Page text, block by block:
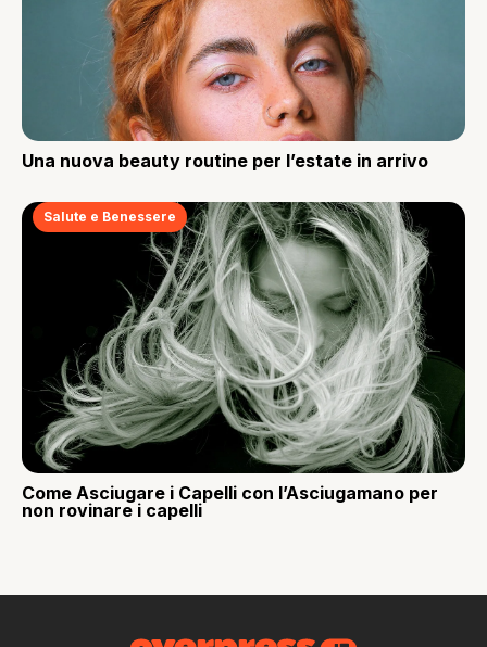
Una nuova beauty routine per l’estate in arrivo
Salute e Benessere
Come Asciugare i Capelli con l’Asciugamano per
non rovinare i capelli